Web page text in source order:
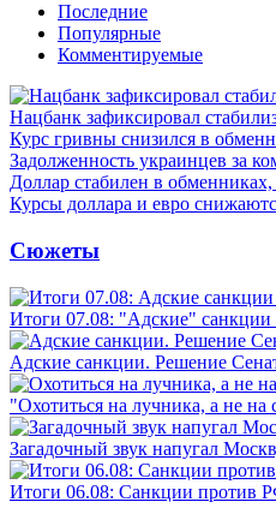
Последние
Популярные
Комментируемые
Нацбанк зафиксировал
Курс гривны снизился в
Задолженность украинцев за
Доллар стабилен в
Курсы доллара и евро
Сюжеты
Итоги 07.08: "Адские" санкции
Адские санкции. Решение
"Охотиться на лучника, а не на
Загадочный звук напугал
Итоги 06.08: Санкции против